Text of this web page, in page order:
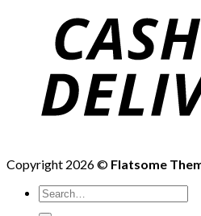
Copyright 2026 © Flatsome
Search
for: